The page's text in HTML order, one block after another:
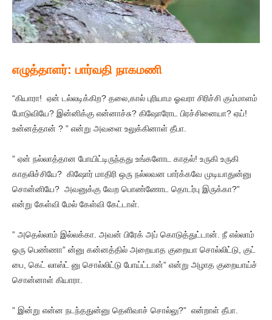
எழுத்தாளர்: பார்வதி நாகமணி
“கியாரா! ஏன் டல்லடிக்கிற? தலை,கால் புரியாம ஓவரா சிரிச்சி கும்மாளம்
போடுவியே? இன்னிக்கு என்னாச்சு? கிஷோரோட பிரச்சினையா? ஏய்!
உன்னத்தான் ? ” என்று அவளை உலுக்கினாள் தீபா.
” ஏன் நல்லாத்தான போயிட்டிருந்தது உங்களோட காதல்! உருகி உருகி
காதலிச்சியே? கிஷோர் மாதிரி ஒரு நல்லவன பார்க்கவே முடியாதுன்னு
சொன்னியே? அவனுக்கு வேற பொண்ணோட தொடர்பு இருக்கா?”
என்று கேள்வி மேல் கேள்வி கேட்டாள்.
” அதெல்லாம் இல்லக்கா. அவன் பிரேக் அப் கொடுத்துட்டான். நீ எல்லாம்
ஒரு பெண்ணா” ன்னு கன்னத்தில் அறையாத குறையா சொல்லிட்டு, குட்
பை, கெட் லாஸ்ட் னு சொல்லிட்டு போய்ட்டான்” என்று அழாத குறையாய்ச்
சொன்னாள் கியாரா.
” இன்று என்ன நடந்ததுன்னு தெளிவாச் சொல்லு?” என்றாள் தீபா.